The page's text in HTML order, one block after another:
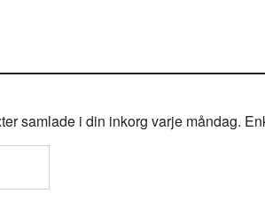
samlade i din inkorg varje måndag.